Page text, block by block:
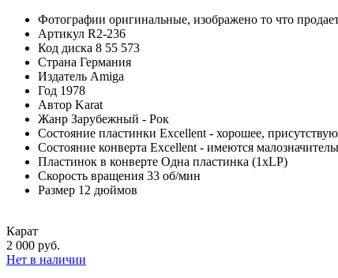
Фотографии оригинальные, изображено то что
Артикул R2-236
Код диска 8 55 573
Страна Германия
Издатель Amiga
Год 1978
Автор Karat
Жанр Зарубежный - Рок
Состояние пластинки Excellent - хорошее,
Состояние конверта Excellent - имеются
Пластинок в конверте Одна пластинка (1xLP)
Скорость вращения 33 об/мин
Размер 12 дюймов
Карат
2 000 руб.
Нет в наличии